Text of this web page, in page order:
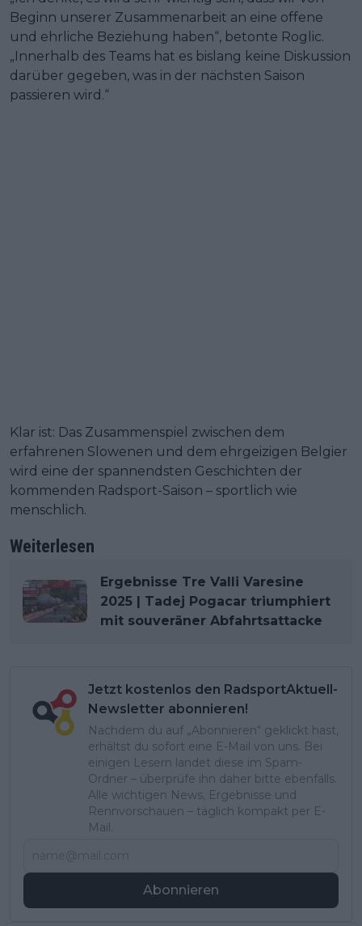
Beginn unserer Zusammenarbeit an eine offene
und ehrliche Beziehung haben“, betonte Roglic.
„Innerhalb des Teams hat es bislang keine Diskussion
darüber gegeben, was in der nächsten Saison
passieren wird.“
Klar ist: Das Zusammenspiel zwischen dem
erfahrenen Slowenen und dem ehrgeizigen Belgier
wird eine der spannendsten Geschichten der
kommenden Radsport-Saison – sportlich wie
menschlich.
Weiterlesen
Ergebnisse Tre Valli Varesine
2025 | Tadej Pogacar triumphiert
mit souveräner Abfahrtsattacke
Jetzt kostenlos den RadsportAktuell-
Newsletter abonnieren!
Nachdem du auf „Abonnieren“ geklickt hast,
erhältst du sofort eine E-Mail von uns. Bei
einigen Lesern landet diese im Spam-
Ordner – überprüfe ihn daher bitte ebenfalls.
Alle wichtigen News, Ergebnisse und
Rennvorschauen – täglich kompakt per E-
Mail.
Abonnieren